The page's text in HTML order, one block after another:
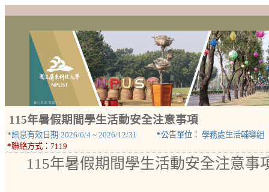
115年暑假期間學生活動安全注意事項
*訊息有效 日期:2026/6/4 ~ 2026/12/31 *公告單位： 學務處生活輔導組
*聯絡方式： 7119
115年暑假期間學生活動安全注意事